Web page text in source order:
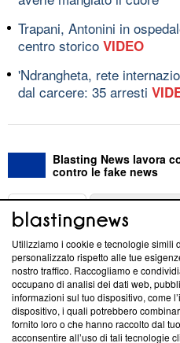
Trapani, Antonini in
centro storico VIDEO
'Ndrangheta, rete
dal carcere: 35 arresti
Blasting News lavora
contro le fake news
ABOUT
Questa sezione offre
News, sui nostri processi
creare news di qualità. Inoltre,
‘Trust Project - News with
ancora membro del
parte; Trust Project non ha
Utilizziamo i cookie e tecnologie simili
personalizzato rispetto alle tue
nostro traffico. Raccogliamo e
occupano di analisi dei dati web,
informazioni sul tuo dispositivo, come
dispositivo, i quali potrebbero
fornito loro o che hanno raccolto dal
acconsentire all’uso di tali tecnologie